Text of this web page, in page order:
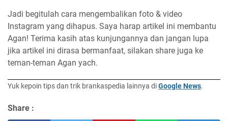
Jadi begitulah cara mengembalikan foto & video
Instagram yang dihapus. Saya harap artikel ini membantu
Agan! Terima kasih atas kunjungannya dan jangan lupa
jika artikel ini dirasa bermanfaat, silakan share juga ke
teman-teman Agan yach.
Yuk kepoin tips dan trik brankaspedia lainnya diGoogle News.
Share :